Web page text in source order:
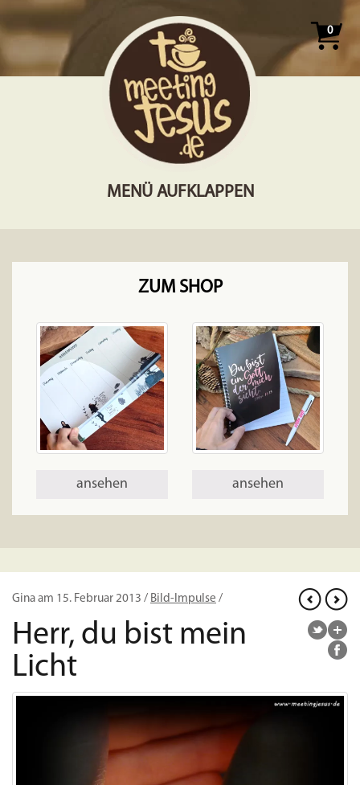
0
MENÜ AUFKLAPPEN
ZUM SHOP
ansehen ansehen
Gina am 15. Februar 2013 / Bild-Impulse /
Herr, du bist mein
Licht